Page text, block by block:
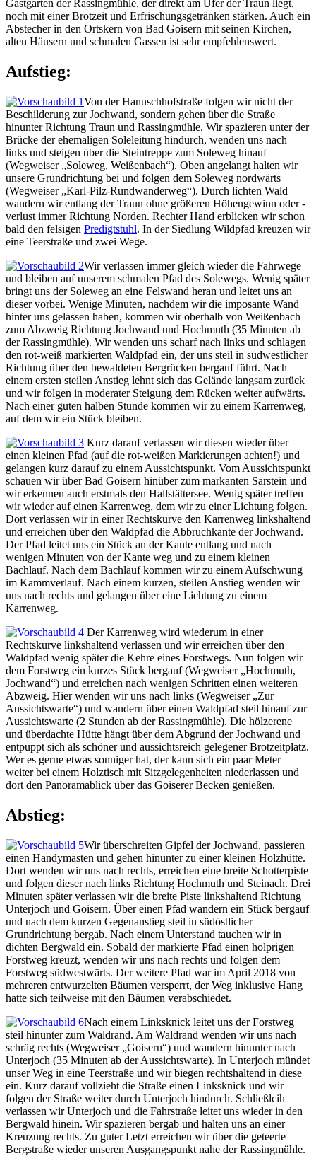
Gastgarten der Rassingmühle, der direkt am Ufer der Traun liegt,
noch mit einer Brotzeit und Erfrischungsgetränken stärken. Auch ein
Abstecher in den Ortskern von Bad Goisern mit seinen Kirchen,
alten Häusern und schmalen Gassen ist sehr empfehlenswert.
Aufstieg:
Von der Hanuschhofstraße folgen wir nicht der
Beschilderung zur Jochwand, sondern gehen über die Straße
hinunter Richtung Traun und Rassingmühle. Wir spazieren unter der
Brücke der ehemaligen Soleleitung hindurch, wenden uns nach
links und steigen über die Steintreppe zum Soleweg hinauf
(Wegweiser „Soleweg, Weißenbach“). Oben angelangt halten wir
unsere Grundrichtung bei und folgen dem Soleweg nordwärts
(Wegweiser „Karl-Pilz-Rundwanderweg“). Durch lichten Wald
wandern wir entlang der Traun ohne größeren Höhengewinn oder -
verlust immer Richtung Norden. Rechter Hand erblicken wir schon
bald den felsigen Predigtstuhl. In der Siedlung Wildpfad kreuzen wir
eine Teerstraße und zwei Wege.
Wir verlassen immer gleich wieder die Fahrwege
und bleiben auf unserem schmalen Pfad des Solewegs. Wenig später
bringt uns der Soleweg an eine Felswand heran und leitet uns an
dieser vorbei. Wenige Minuten, nachdem wir die imposante Wand
hinter uns gelassen haben, kommen wir oberhalb von Weißenbach
zum Abzweig Richtung Jochwand und Hochmuth (35 Minuten ab
der Rassingmühle). Wir wenden uns scharf nach links und schlagen
den rot-weiß markierten Waldpfad ein, der uns steil in südwestlicher
Richtung über den bewaldeten Bergrücken bergauf führt. Nach
einem ersten steilen Anstieg lehnt sich das Gelände langsam zurück
und wir folgen in moderater Steigung dem Rücken weiter aufwärts.
Nach einer guten halben Stunde kommen wir zu einem Karrenweg,
auf dem wir ein Stück bleiben.
Kurz darauf verlassen wir diesen wieder über
einen kleinen Pfad (auf die rot-weißen Markierungen achten!) und
gelangen kurz darauf zu einem Aussichtspunkt. Vom Aussichtspunkt
schauen wir über Bad Goisern hinüber zum markanten Sarstein und
wir erkennen auch erstmals den Hallstättersee. Wenig später treffen
wir wieder auf einen Karrenweg, dem wir zu einer Lichtung folgen.
Dort verlassen wir in einer Rechtskurve den Karrenweg linkshaltend
und erreichen über den Waldpfad die Abbruchkante der Jochwand.
Der Pfad leitet uns ein Stück an der Kante entlang und nach
wenigen Minuten von der Kante weg und zu einem kleinen
Bachlauf. Nach dem Bachlauf kommen wir zu einem Aufschwung
im Kammverlauf. Nach einem kurzen, steilen Anstieg wenden wir
uns nach rechts und gelangen über eine Lichtung zu einem
Karrenweg.
Der Karrenweg wird wiederum in einer
Rechtskurve linkshaltend verlassen und wir erreichen über den
Waldpfad wenig später die Kehre eines Forstwegs. Nun folgen wir
dem Forstweg ein kurzes Stück bergauf (Wegweiser „Hochmuth,
Jochwand“) und erreichen nach wenigen Schritten einen weiteren
Abzweig. Hier wenden wir uns nach links (Wegweiser „Zur
Aussichtswarte“) und wandern über einen Waldpfad steil hinauf zur
Aussichtswarte (2 Stunden ab der Rassingmühle). Die hölzerene
und überdachte Hütte hängt über dem Abgrund der Jochwand und
entpuppt sich als schöner und aussichtsreich gelegener Brotzeitplatz.
Wer es gerne etwas sonniger hat, der kann sich ein paar Meter
weiter bei einem Holztisch mit Sitzgelegenheiten niederlassen und
dort den Panoramablick über das Goiserer Becken genießen.
Abstieg:
Wir überschreiten Gipfel der Jochwand, passieren
einen Handymasten und gehen hinunter zu einer kleinen Holzhütte.
Dort wenden wir uns nach rechts, erreichen eine breite Schotterpiste
und folgen dieser nach links Richtung Hochmuth und Steinach. Drei
Minuten später verlassen wir die breite Piste linkshaltend Richtung
Unterjoch und Goisern. Über einen Pfad wandern ein Stück bergauf
und nach dem kurzen Gegenanstieg steil in südöstlicher
Grundrichtung bergab. Nach einem Unterstand tauchen wir in
dichten Bergwald ein. Sobald der markierte Pfad einen holprigen
Forstweg kreuzt, wenden wir uns nach rechts und folgen dem
Forstweg südwestwärts. Der weitere Pfad war im April 2018 von
mehreren entwurzelten Bäumen versperrt, der Weg inklusive Hang
hatte sich teilweise mit den Bäumen verabschiedet.
Nach einem Linksknick leitet uns der Forstweg
steil hinunter zum Waldrand. Am Waldrand wenden wir uns nach
schräg rechts (Wegweiser „Goisern“) und wandern hinunter nach
Unterjoch (35 Minuten ab der Aussichtswarte). In Unterjoch mündet
unser Weg in eine Teerstraße und wir biegen rechtshaltend in diese
ein. Kurz darauf vollzieht die Straße einen Linksknick und wir
folgen der Straße weiter durch Unterjoch hindurch. Schließlcih
verlassen wir Unterjoch und die Fahrstraße leitet uns wieder in den
Bergwald hinein. Wir spazieren bergab und halten uns an einer
Kreuzung rechts. Zu guter Letzt erreichen wir über die geteerte
Bergstraße wieder unseren Ausgangspunkt nahe der Rassingmühle.